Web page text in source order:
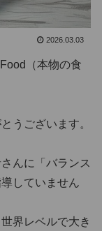
2026.03.03
（本物の食
うございます。
んに「バランス
していません
界レベルで大き